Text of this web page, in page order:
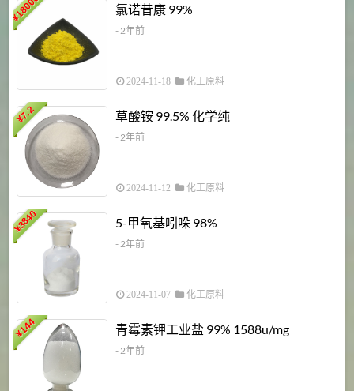
¥
18000 氯诺昔康 99%
- 2年前
2024-11-18 化工原料
¥
7.2 草酸铵 99.5% 化学纯
- 2年前
2024-11-12 化工原料
¥
3840 5-甲氧基吲哚 98%
- 2年前
2024-11-07 化工原料
¥
144 青霉素钾工业盐 99% 1588u/mg
- 2年前